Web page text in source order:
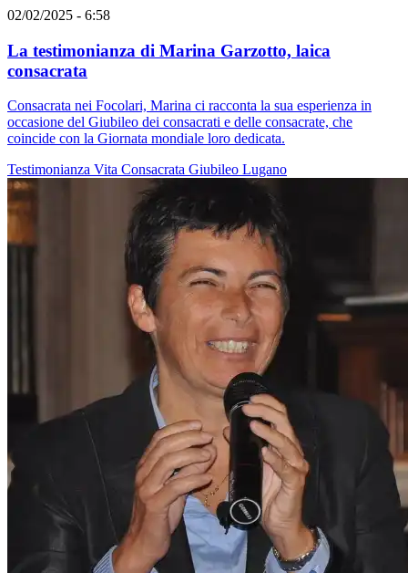
02/02/2025 - 6:58
La testimonianza di Marina Garzotto, laica
consacrata
Consacrata nei Focolari, Marina ci racconta la sua esperienza in
occasione del Giubileo dei consacrati e delle consacrate, che
coincide con la Giornata mondiale loro dedicata.
Testimonianza Vita Consacrata Giubileo Lugano